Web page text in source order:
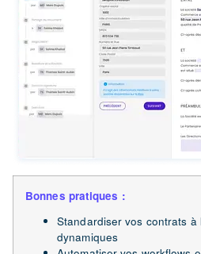
Bonnes pratiques :
Standardiser vos contrats à
dynamiques